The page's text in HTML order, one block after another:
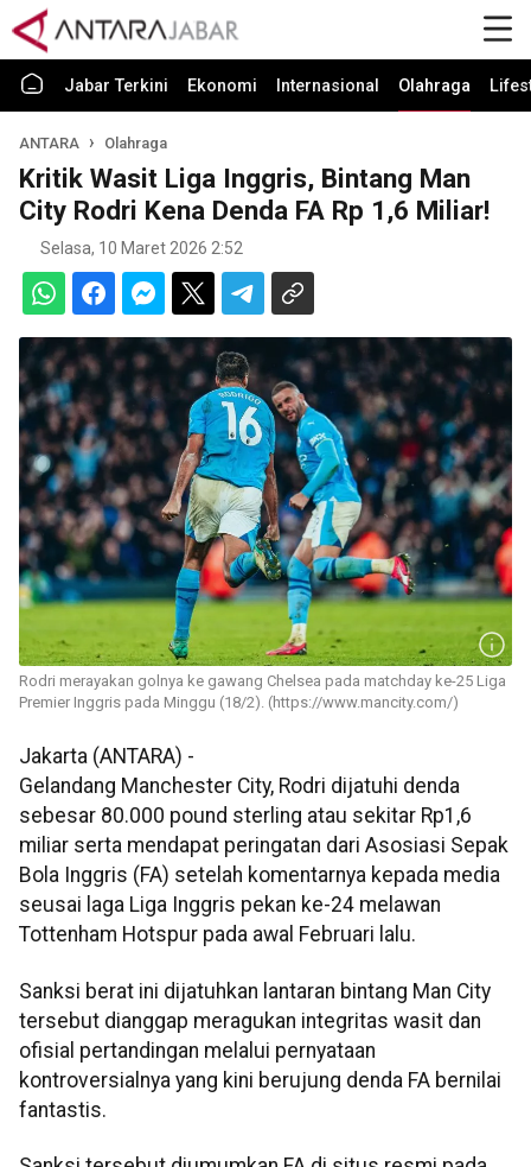
Jabar Terkini Ekonomi Internasional Olahraga
ANTARA Olahraga
Kritik Wasit Liga Inggris, Bintang Man
City Rodri Kena Denda FA Rp 1,6 Miliar!
Selasa, 10 Maret 2026 2:52
Rodri merayakan golnya ke gawang Chelsea pada matchday ke-25 Liga
Premier Inggris pada Minggu (18/2). (https://www.mancity.com/)
Jakarta (ANTARA) -
Gelandang Manchester City, Rodri dijatuhi denda
sebesar 80.000 pound sterling atau sekitar Rp1,6
miliar serta mendapat peringatan dari Asosiasi Sepak
Bola Inggris (FA) setelah komentarnya kepada media
seusai laga Liga Inggris pekan ke-24 melawan
Tottenham Hotspur pada awal Februari lalu.
Sanksi berat ini dijatuhkan lantaran bintang Man City
tersebut dianggap meragukan integritas wasit dan
ofisial pertandingan melalui pernyataan
kontroversialnya yang kini berujung denda FA bernilai
fantastis.